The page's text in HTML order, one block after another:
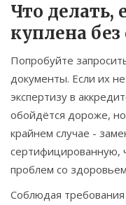
Что делать,
куплена
Попробуйте
документы. Если их
экспертизу в
обойдётся дороже,
крайнем случае -
сертифицированную,
проблем со
Соблюдая